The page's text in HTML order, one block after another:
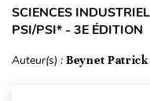
SCIENCES
PSI/PSI* - 3E ÉDITION
Auteur(s) : Beynet Patrick